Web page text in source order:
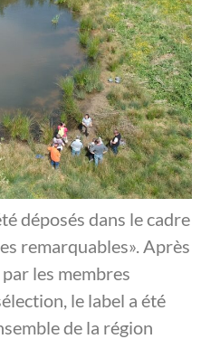
déposés dans le cadre
remarquables». Après
les membres
le label a été
de la région